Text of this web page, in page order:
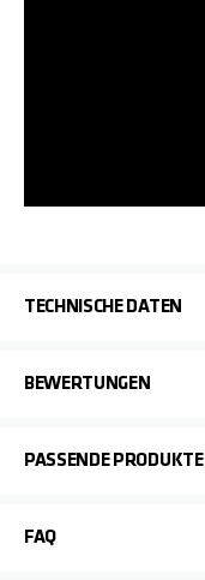
TECHNISCHE DATEN
BEWERTUNGEN
PASSENDE PRODUKTE
FAQ